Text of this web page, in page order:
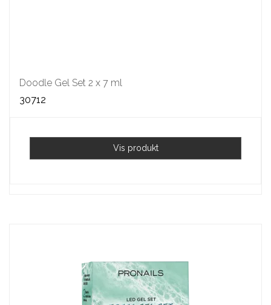
Doodle Gel Set 2 x 7 ml
30712
Vis produkt